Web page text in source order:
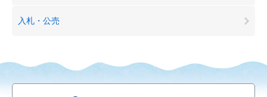
入札・公売